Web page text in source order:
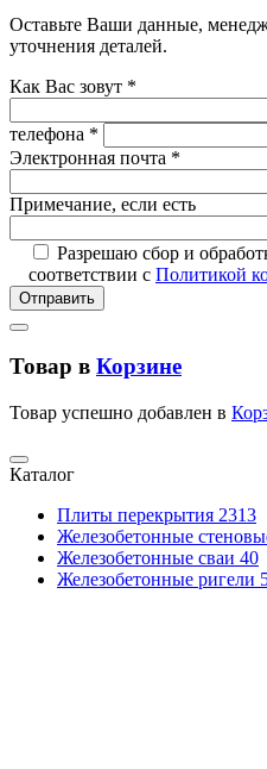
Оставьте Ваши данные,
уточнения деталей.
Как Вас зовут *
телефона *
Электронная почта *
Примечание, если есть
Разрешаю сбор и
соответствии с Политикой
Отправить
Товар в Корзине
Товар успешно добавлен в
Каталог
Плиты перекрытия 2313
Железобетонные
Железобетонные сваи 40
Железобетонные ригели